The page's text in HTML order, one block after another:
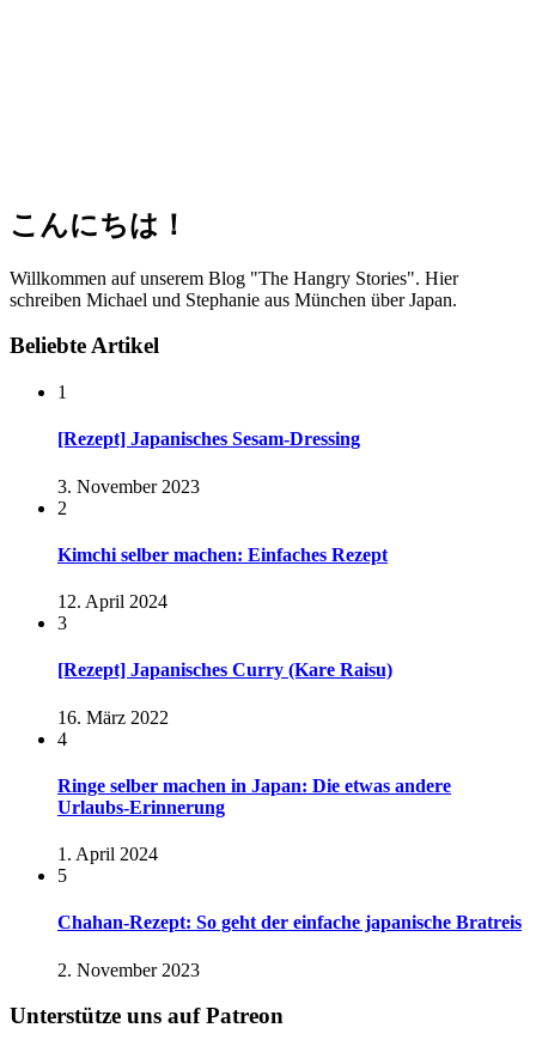
こんにちは！
Willkommen auf unserem Blog "The Hangry Stories". Hier
schreiben Michael und Stephanie aus München über Japan.
Beliebte Artikel
1
[Rezept] Japanisches Sesam-Dressing
3. November 2023
2
Kimchi selber machen: Einfaches Rezept
12. April 2024
3
[Rezept] Japanisches Curry (Kare Raisu)
16. März 2022
4
Ringe selber machen in Japan: Die etwas andere
Urlaubs-Erinnerung
1. April 2024
5
Chahan-Rezept: So geht der einfache japanische Bratreis
2. November 2023
Unterstütze uns auf Patreon